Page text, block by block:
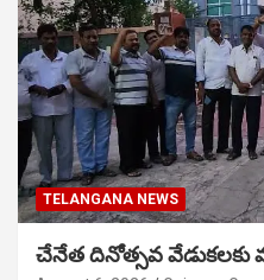
TELANGANA NEWS
చేనేత దినోత్సవ వేడుకలకు